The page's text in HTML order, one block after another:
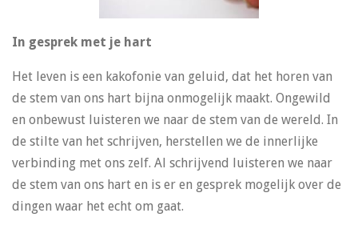
In gesprek met je hart
Het leven is een kakofonie van geluid, dat het horen van
de stem van ons hart bijna onmogelijk maakt. Ongewild
en onbewust luisteren we naar de stem van de wereld. In
de stilte van het schrijven, herstellen we de innerlijke
verbinding met ons zelf. Al schrijvend luisteren we naar
de stem van ons hart en is er en gesprek mogelijk over de
dingen waar het echt om gaat.